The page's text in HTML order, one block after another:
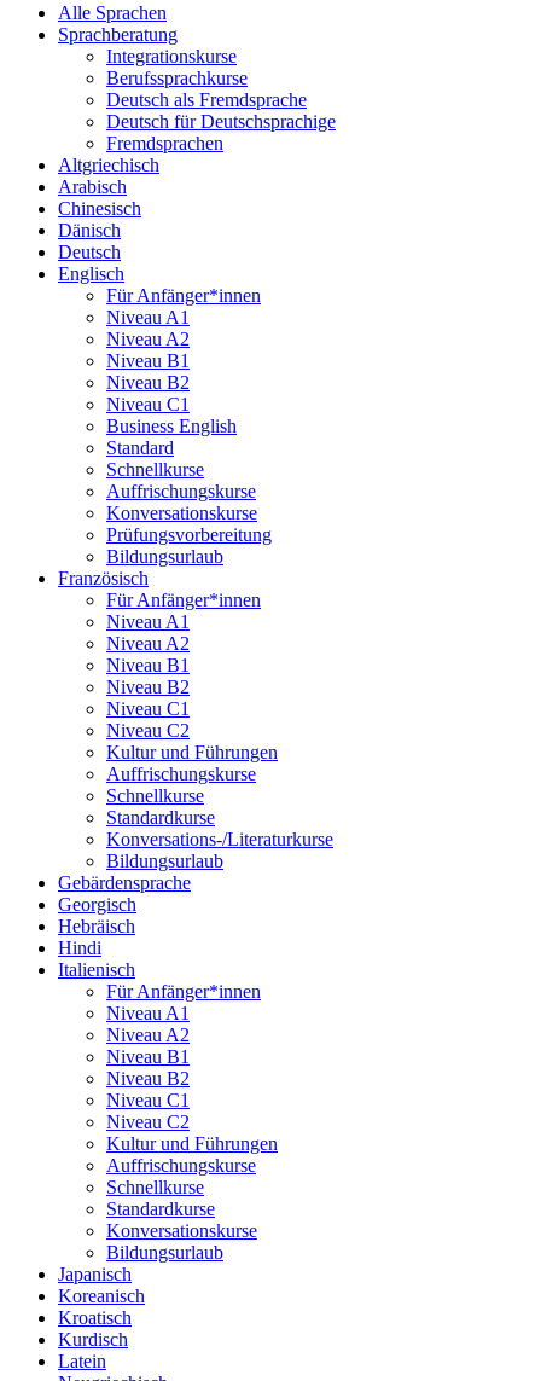
Alle Sprachen
Sprachberatung
Integrationskurse
Berufssprachkurse
Deutsch als Fremdsprache
Deutsch für Deutschsprachige
Fremdsprachen
Altgriechisch
Arabisch
Chinesisch
Dänisch
Deutsch
Englisch
Für Anfänger*innen
Niveau A1
Niveau A2
Niveau B1
Niveau B2
Niveau C1
Business English
Standard
Schnellkurse
Auffrischungskurse
Konversationskurse
Prüfungsvorbereitung
Bildungsurlaub
Französisch
Für Anfänger*innen
Niveau A1
Niveau A2
Niveau B1
Niveau B2
Niveau C1
Niveau C2
Kultur und Führungen
Auffrischungskurse
Schnellkurse
Standardkurse
Konversations-/Literaturkurse
Bildungsurlaub
Gebärdensprache
Georgisch
Hebräisch
Hindi
Italienisch
Für Anfänger*innen
Niveau A1
Niveau A2
Niveau B1
Niveau B2
Niveau C1
Niveau C2
Kultur und Führungen
Auffrischungskurse
Schnellkurse
Standardkurse
Konversationskurse
Bildungsurlaub
Japanisch
Koreanisch
Kroatisch
Kurdisch
Latein